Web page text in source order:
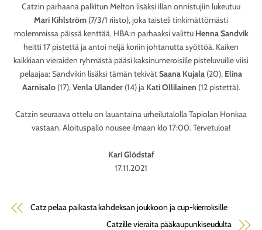
Catzin parhaana palkitun Melton lisäksi illan onnistujiin lukeutuu
Mari Kihlström (7/3/1 riisto), joka taisteli tinkimättömästi
molemmissa päissä kenttää. HBA:n parhaaksi valittu Henna Sandvik
heitti 17 pistettä ja antoi neljä koriin johtanutta syöttöä. Kaiken
kaikkiaan vieraiden ryhmästä pääsi kaksinumeroisille pisteluvuille viisi
pelaajaa: Sandvikin lisäksi tämän tekivätSaana Kujala (20), Elina
Aarnisalo(17),Venla Ulander(14) ja Kati Ollilainen (12 pistettä).
Catzin seuraava ottelu on lauantaina urheilutalolla Tapiolan Honkaa
vastaan. Aloituspallo nousee ilmaan klo 17:00. Tervetuloa!
Kari Glödstaf
17.11.2021
Catz pelaa paikasta kahdeksan joukkoon ja cup-kierroksille
Catzille vieraita pääkaupunkiseudulta